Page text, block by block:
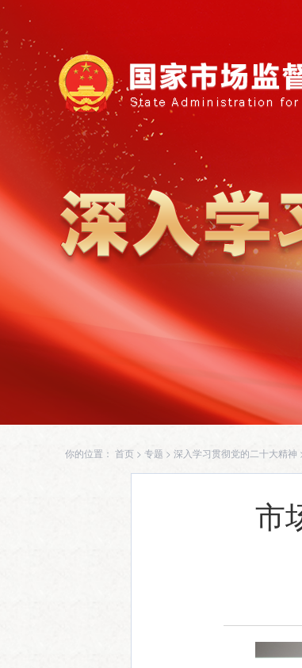
你的位置： 首页 > 专题 > 深入学习贯彻党的二十大精神
市